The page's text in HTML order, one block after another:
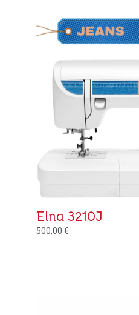
Elna 3210J
500,00 €